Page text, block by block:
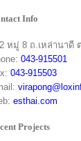
Info
หมู่ 8 ถ.เหล่านาดี
043-915501
043-915503
esthai.com
Projects